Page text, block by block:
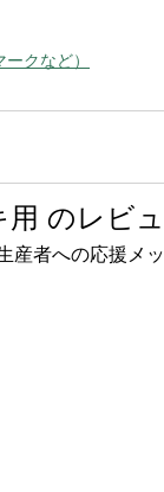
クなど）
用 のレビ
者への応援メ